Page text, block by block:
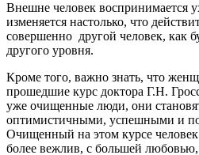
Внешне человек воспринимается
изменяется настолько, что
совершенно другой человек, как
другого уровня.
Кроме того, важно знать, что
прошедшие курс доктора Г.Н.
уже очищенные люди, они
оптимистичными, успешными и
Очищенный на этом курсе человек
более вежлив, с большей любовью,